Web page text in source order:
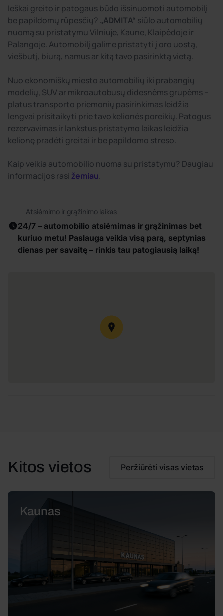
Ieškai greito ir patogaus būdo išsinuomoti automobilį
be papildomų rūpesčių? „ADMITA“ siūlo automobilių
nuomą su pristatymu Vilniuje, Kaune, Klaipėdoje ir
Palangoje. Automobilį galime pristatyti į oro uostą,
viešbutį, biurą, namus ar kitą tavo pasirinktą vietą.
Nuo ekonomiškų miesto automobilių iki prabangių
modelių, SUV ar mikroautobusų didesnėms grupėms –
platus transporto priemonių pasirinkimas leidžia
lengvai prisitaikyti prie tavo kelionės poreikių. Patogus
rezervavimas ir lankstus pristatymo laikas leidžia
kelionę pradėti greitai ir be papildomo streso.
Kaip veikia automobilio nuoma su pristatymu? Daugiau
informacijos rasižemiau.
Atsiėmimo ir grąžinimo laikas
24/7 – automobilio atsiėmimas ir grąžinimas bet
kuriuo metu! Paslauga veikia visą parą, septynias
dienas per savaitę – rinkis tau patogiausią laiką!
Kitos vietos Peržiūrėti visas vietas
Kaunas